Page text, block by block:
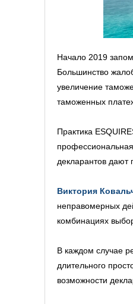
Начало 2019
Большинство
увеличение
таможенных
Практика
декларантов дают
Виктория
неправомерных
комбинациях
В каждом случае
длительного
возможности